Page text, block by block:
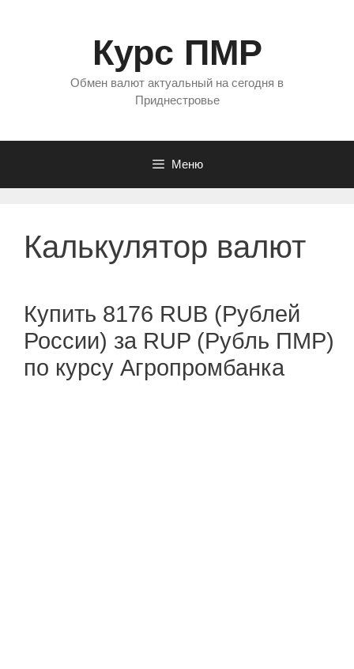
Курс ПМР
Обмен валют актуальный на сегодня в
Приднестровье
Меню
Калькулятор валют
Купить 8176 RUB (Рублей
России) за RUP (Рубль ПМР)
по курсу Агропромбанка